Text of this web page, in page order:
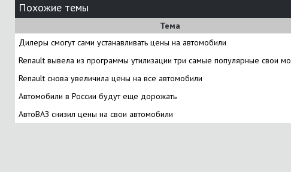
Похожие темы
Тема
Дилеры смогут сами устанавливать цены на автомобили
Renault вывела из программы утилизации три самые популярные свои
Renault снова увеличила цены на все автомобили
Автомобили в России будут еще дорожать
АвтоВАЗ снизил цены на свои автомобили